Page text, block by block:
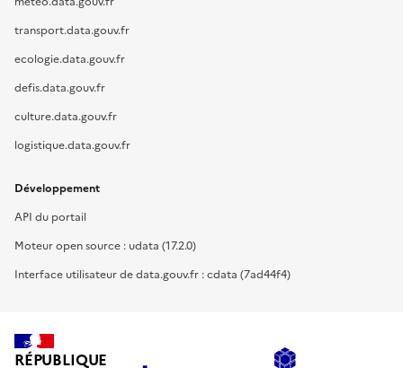
transport.data.gouv.fr
ecologie.data.gouv.fr
defis.data.gouv.fr
culture.data.gouv.fr
logistique.data.gouv.fr
Développement
API du portail
Moteur open source : udata (17.2.0)
Interface utilisateur de data.gouv.fr : cdata (7ad44f4)
RÉPUBLIQUE